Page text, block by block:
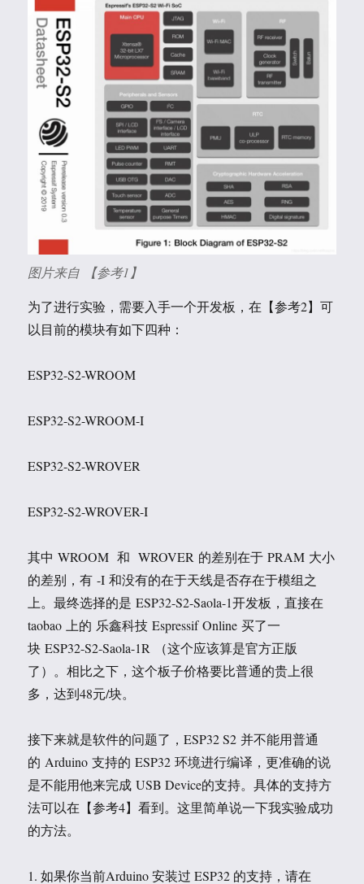
图片来自 【参考1】
为了进行实验，需要入手一个开发板，在【参考2】可
以目前的模块有如下四种：
ESP32-S2-WROOM
ESP32-S2-WROOM-I
ESP32-S2-WROVER
ESP32-S2-WROVER-I
其中 WROOM 和 WROVER 的差别在于 PRAM 大小
的差别，有 -I 和没有的在于天线是否存在于模组之
上。最终选择的是 ESP32-S2-Saola-1开发板，直接在
taobao 上的 乐鑫科技 Espressif Online 买了一
块 ESP32-S2-Saola-1R （这个应该算是官方正版
了）。相比之下，这个板子价格要比普通的贵上很
多，达到48元/块。
接下来就是软件的问题了，ESP32 S2 并不能用普通
的 Arduino 支持的 ESP32 环境进行编译，更准确的说
是不能用他来完成 USB Device的支持。具体的支持方
法可以在【参考4】看到。这里简单说一下我实验成功
的方法。
1. 如果你当前Arduino 安装过 ESP32 的支持，请在